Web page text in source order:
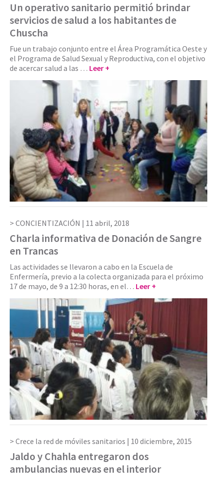
Un operativo sanitario permitió brindar
servicios de salud a los habitantes de
Chuscha
Fue un trabajo conjunto entre el Área Programática Oeste y
el Programa de Salud Sexual y Reproductiva, con el objetivo
de acercar salud a las … Leer +
CONCIENTIZACIÓN | 11 abril, 2018
Charla informativa de Donación de Sangre
en Trancas
Las actividades se llevaron a cabo en la Escuela de
Enfermería, previo a la colecta organizada para el próximo
17 de mayo, de 9 a 12:30 horas, en el… Leer +
Crece la red de móviles sanitarios | 10 diciembre, 2015
Jaldo y Chahla entregaron dos
ambulancias nuevas en el interior